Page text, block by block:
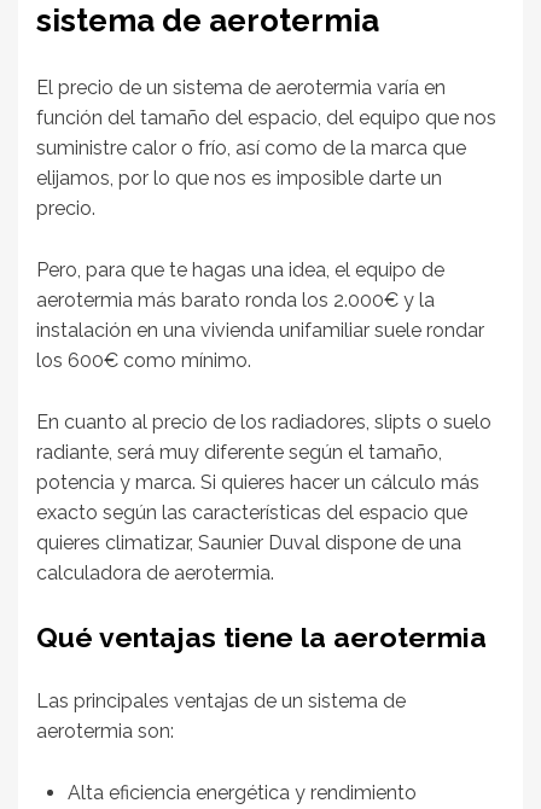
sistema de aerotermia
El precio de un sistema de aerotermia varía en
función del tamaño del espacio, del equipo que nos
suministre calor o frío, así como de la marca que
elijamos, por lo que nos es imposible darte un
precio.
Pero, para que te hagas una idea, el equipo de
aerotermia más barato ronda los 2.000€ y la
instalación en una vivienda unifamiliar suele rondar
los 600€ como mínimo.
En cuanto al precio de los radiadores, slipts o suelo
radiante, será muy diferente según el tamaño,
potencia y marca. Si quieres hacer un cálculo más
exacto según las características del espacio que
quieres climatizar, Saunier Duval dispone de una
calculadora de aerotermia.
Qué ventajas tiene la aerotermia
Las principales ventajas de un sistema de
aerotermia son:
Alta eficiencia energética y rendimiento